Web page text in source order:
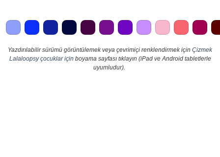
Yazdırılabilir sürümü görüntülemek veya çevrimiçi renklendirmek için Çizmek
Lalaloopsy çocuklar için boyama sayfası tıklayın (iPad ve Android tabletlerle
uyumludur).